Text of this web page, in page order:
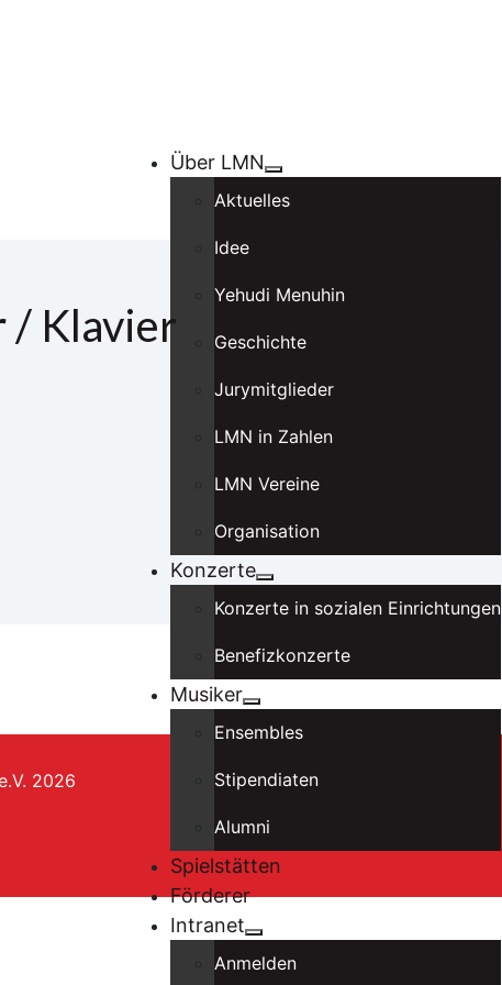
Über LMN
Aktuelles
Idee
Yehudi Menuhin
Geschichte
Jurymitglieder
LMN in Zahlen
LMN Vereine
Organisation
Konzerte
Konzerte in sozialen Einrichtungen
Benefizkonzerte
Musiker
Ensembles
Stipendiaten
Alumni
Spielstätten
Förderer
Intranet
Anmelden
/ Klavier
2026